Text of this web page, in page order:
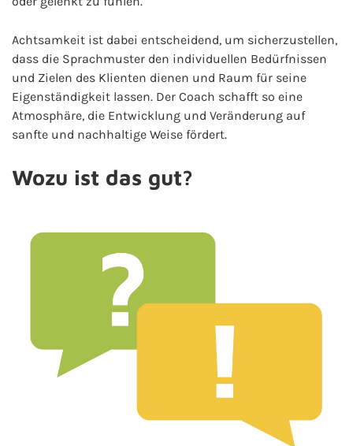
Achtsamkeit ist dabei entscheidend, um sicherzustellen,
dass die Sprachmuster den individuellen Bedürfnissen
und Zielen des Klienten dienen und Raum für seine
Eigenständigkeit lassen. Der Coach schafft so eine
Atmosphäre, die Entwicklung und Veränderung auf
sanfte und nachhaltige Weise fördert.
Wozu ist das gut?